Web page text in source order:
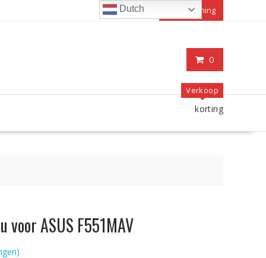
Mijn rekening
0
Verkoop
korting
voor ASUS F551MAV
Dutch